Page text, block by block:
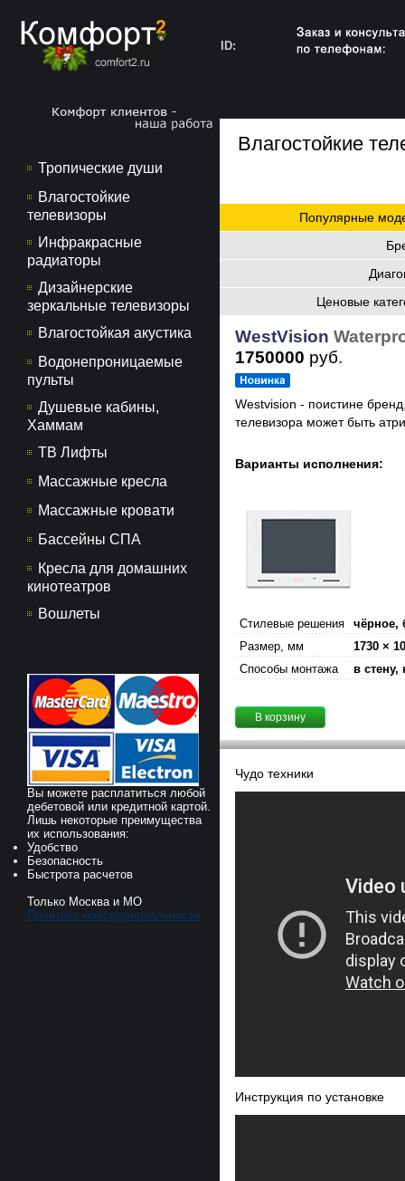
ID:
Тропические души
Влагостойкие
телевизоры
Инфракрасные
радиаторы
Дизайнерские
зеркальные телевизоры
Влагостойкая акустика
Водонепроницаемые
пульты
Душевые кабины,
Хаммам
ТВ Лифты
Массажные кресла
Массажные кровати
Бассейны СПА
Кресла для домашних
кинотеатров
Вошлеты
Вы можете расплатиться любой
дебетовой или кредитной картой.
Лишь некоторые преимущества
их использования:
Удобство
Безопасность
Быстрота расчетов
Только Москва и МО
Политика конфиденциальности
Влагостойкие
Популярные
Ценовые
WestVision
1750000 руб.
Westvision - поистине
телевизора может быть
Варианты исполнения:
Стилевые решения
чёрное,
Размер, мм
1730 ×
Способы монтажа
в стену,
В корзину
Чудо техники
Инструкция по установке